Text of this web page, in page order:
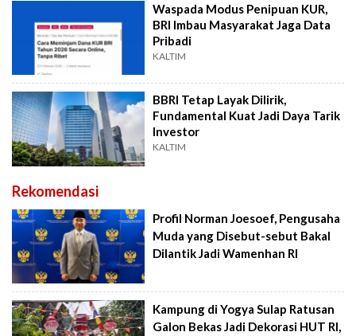
Waspada Modus Penipuan KUR,
BRI Imbau Masyarakat Jaga Data
Pribadi
KALTIM
BBRI Tetap Layak Dilirik,
Fundamental Kuat Jadi Daya Tarik
Investor
KALTIM
Rekomendasi
Profil Norman Joesoef, Pengusaha
Muda yang Disebut-sebut Bakal
Dilantik Jadi Wamenhan RI
Kampung di Yogya Sulap Ratusan
Galon Bekas Jadi Dekorasi HUT RI,